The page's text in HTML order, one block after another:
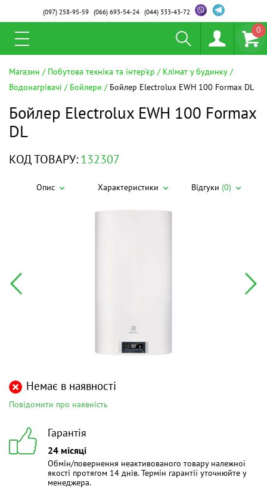
(097)258-95-59 (066)693-54-24 (044)333-43-72
0
Магазин Побутова техніка та інтер'єр
Клімат у будинку
Водонагрівачі
Бойлери Бойлер Electrolux EWH 100 Formax DL
Бойлер Electrolux EWH 100 Formax
DL
КОД ТОВАРУ:132307
Опис Характеристики Відгуки(0)
Немає в наявності
Повідомити про наявність
Гарантія
24 місяці
Обмін/повернення неактивованого товару належної
якості протягом 14 днів. Термін гарантії уточнюйте у
менеджера.